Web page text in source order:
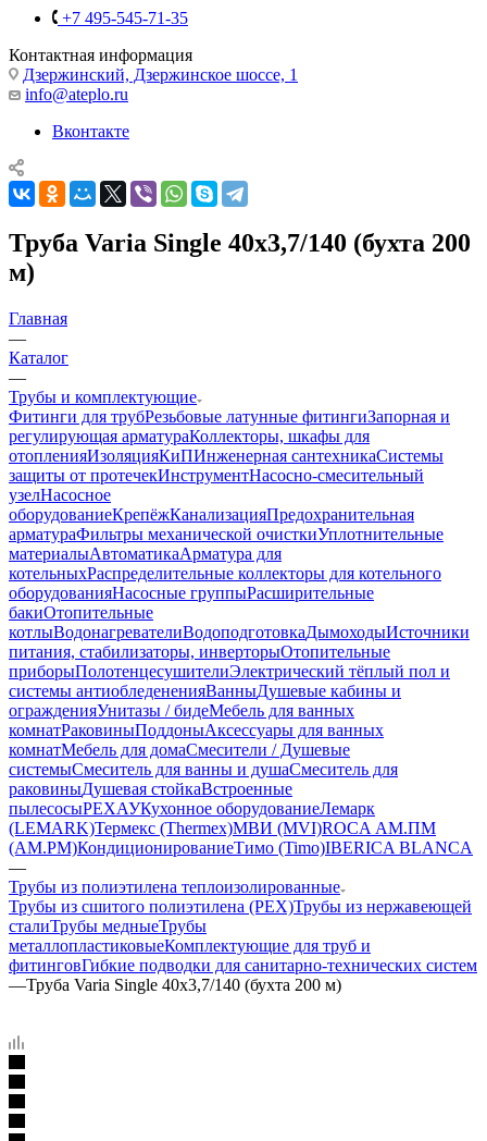
+7 495-545-71-35
Контактная информация
Дзержинский, Дзержинское шоссе, 1
info@ateplo.ru
Вконтакте
Труба Varia Single 40x3,7/140 (бухта 200
м)
Главная
—
Каталог
—
Трубы и комплектующие
Фитинги для трубРезьбовые латунные фитингиЗапорная и
регулирующая арматураКоллекторы, шкафы для
отопленияИзоляцияКиПИнженерная сантехникаСистемы
защиты от протечекИнструментНасосно-смесительный
узелНасосное
оборудованиеКрепёжКанализацияПредохранительная
арматураФильтры механической очисткиУплотнительные
материалыАвтоматикаАрматура для
котельныхРаспределительные коллекторы для котельного
оборудованияНасосные группыРасширительные
бакиОтопительные
котлыВодонагревателиВодоподготовкаДымоходыИсточники
питания, стабилизаторы, инверторыОтопительные
приборыПолотенцесушителиЭлектрический тёплый пол и
системы антиобледененияВанныДушевые кабины и
огражденияУнитазы / бидеМебель для ванных
комнатРаковиныПоддоныАксессуары для ванных
комнатМебель для домаСмесители / Душевые
системыСмеситель для ванны и душаСмеситель для
раковиныДушевая стойкаВстроенные
пылесосыРЕХАУКухонное оборудованиеЛемарк
(LEMARK)Термекс (Thermex)МВИ (MVI)ROCA АМ.ПМ
(AM.PM)КондиционированиеТимо (Timo)IBERICA BLANCA
—
Трубы из полиэтилена теплоизолированные
Трубы из сшитого полиэтилена (PEX)Трубы из нержавеющей
сталиТрубы медныеТрубы
металлопластиковыеКомплектующие для труб и
фитинговГибкие подводки для санитарно-технических систем
—Труба Varia Single 40x3,7/140 (бухта 200 м)